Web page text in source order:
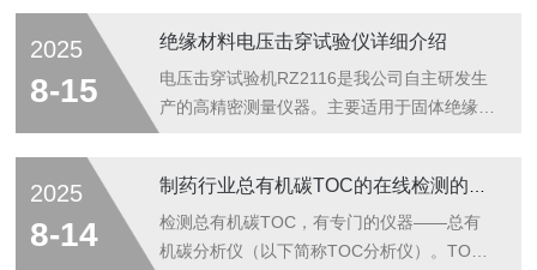
2025
8-15
绝缘材料电压击穿试验仪详细介绍
电压击穿试验机RZ2116是我公司自主研发生
产的高精密测量仪器。主要适用于固体绝缘材
绝缘件）在工频电压或直流电压下击穿强度和
耐电压的测试。一、满足标准：1、GB1408-
2006绝缘材料电气强度试验方法2、
2025
8-14
检测总有机碳TOC，有专门的仪器——总有
机碳分析仪（以下简称TOC分析仪）。TOC